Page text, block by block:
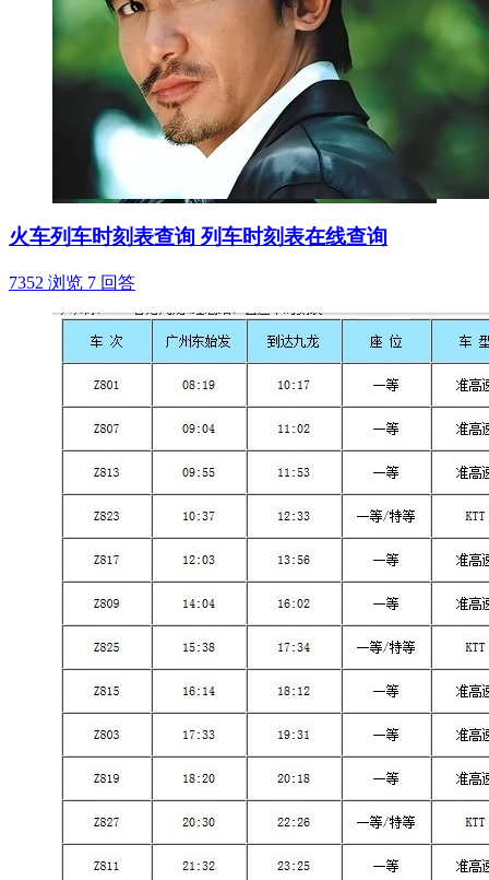
火车列车时刻表查询 列车时刻表在线查询
7352 浏览 7 回答